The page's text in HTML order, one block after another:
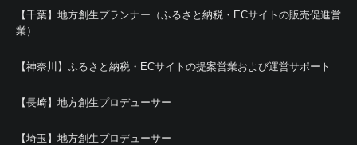
【千葉】地方創生プランナー（ふるさと納税・ECサイトの販売促進営
業）
【神奈川】ふるさと納税・ECサイトの提案営業および運営サポート
【長崎】地方創生プロデューサー
【埼玉】地方創生プロデューサー